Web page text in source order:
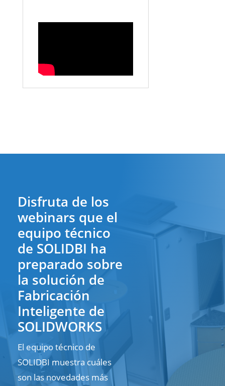
Disfruta de los
webinars que el
equipo técnico
de SOLIDBI ha
preparado sobre
la solución de
Fabricación
Inteligente de
SOLIDWORKS
El equipo técnico de
SOLIDBI muestra cuáles
son las novedades más